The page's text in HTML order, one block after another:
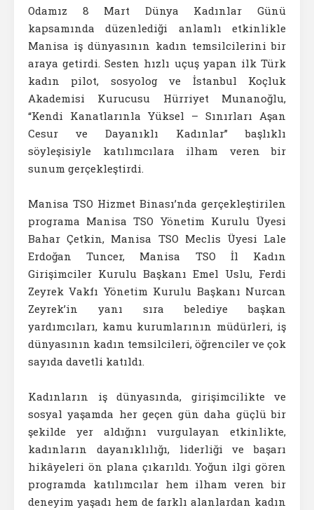
Odamız 8 Mart Dünya Kadınlar Günü
kapsamında düzenlediği anlamlı etkinlikle
Manisa iş dünyasının kadın temsilcilerini bir
araya getirdi. Sesten hızlı uçuş yapan ilk Türk
kadın pilot, sosyolog ve İstanbul Koçluk
Akademisi Kurucusu Hürriyet Munanoğlu,
“Kendi Kanatlarınla Yüksel – Sınırları Aşan
Cesur ve Dayanıklı Kadınlar” başlıklı
söyleşisiyle katılımcılara ilham veren bir
sunum gerçekleştirdi.
Manisa TSO Hizmet Binası’nda gerçekleştirilen
programa Manisa TSO Yönetim Kurulu Üyesi
Bahar Çetkin, Manisa TSO Meclis Üyesi Lale
Erdoğan Tuncer, Manisa TSO İl Kadın
Girişimciler Kurulu Başkanı Emel Uslu, Ferdi
Zeyrek Vakfı Yönetim Kurulu Başkanı Nurcan
Zeyrek’in yanı sıra belediye başkan
yardımcıları, kamu kurumlarının müdürleri, iş
dünyasının kadın temsilcileri, öğrenciler ve çok
sayıda davetli katıldı.
Kadınların iş dünyasında, girişimcilikte ve
sosyal yaşamda her geçen gün daha güçlü bir
şekilde yer aldığını vurgulayan etkinlikte,
kadınların dayanıklılığı, liderliği ve başarı
hikâyeleri ön plana çıkarıldı. Yoğun ilgi gören
programda katılımcılar hem ilham veren bir
deneyim yaşadı hem de farklı alanlardan kadın